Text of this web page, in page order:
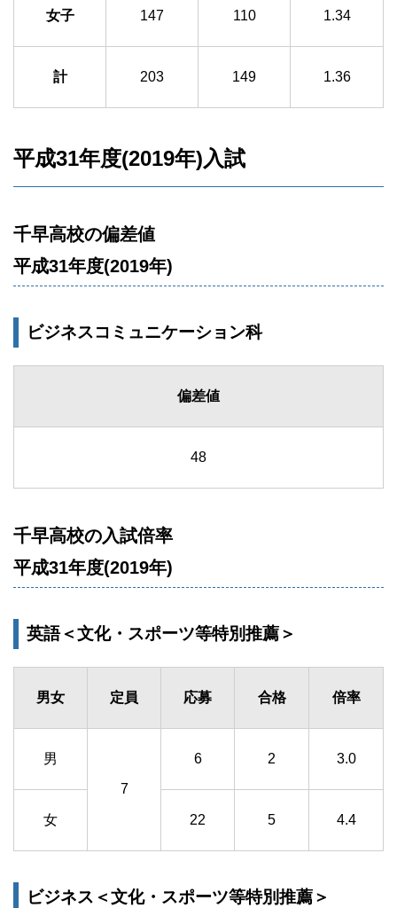
女子 147 110 1.34
計 203 149 1.36
平成31年度(2019年)入試
千早高校の偏差値
平成31年度(2019年)
ビジネスコミュニケーション科
偏差値
48
千早高校の入試倍率
平成31年度(2019年)
英語＜文化・スポーツ等特別推薦＞
男女 定員 応募 合格 倍率
男
7
6 2 3.0
女 22 5 4.4
ビジネス＜文化・スポーツ等特別推薦＞